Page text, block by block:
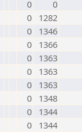
0
0
0
1282
0
1346
0
1366
0
1363
0
1363
0
1363
0
1348
0
1344
0
1344